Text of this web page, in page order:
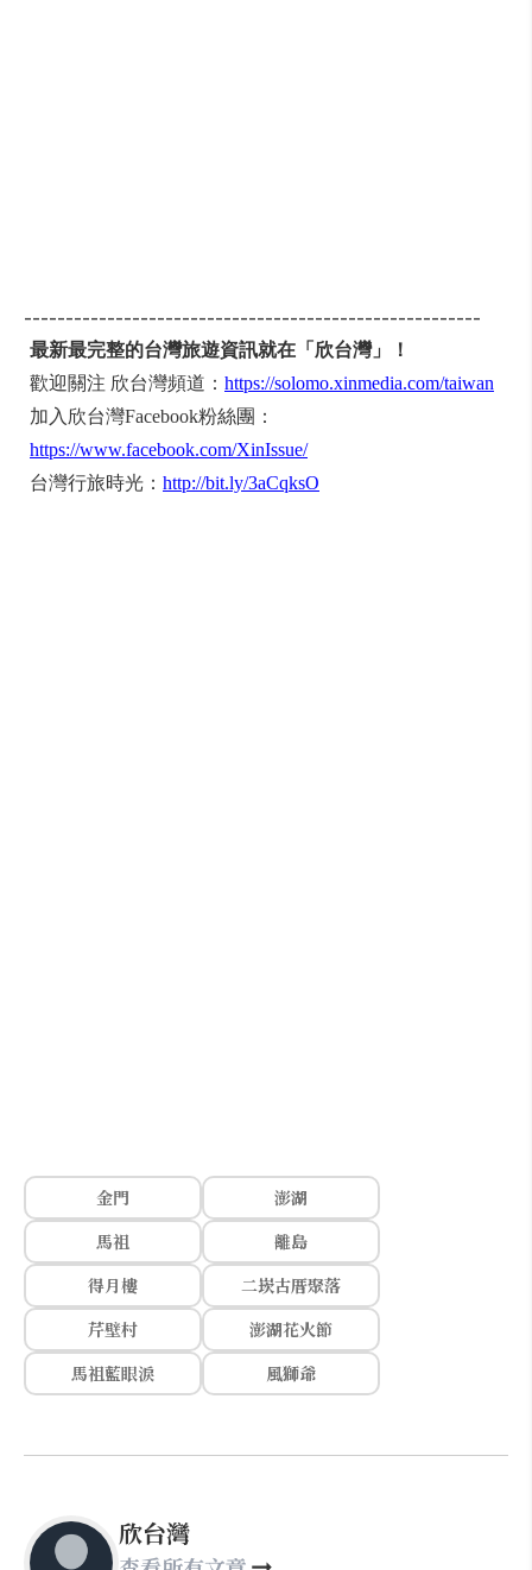
-------------------------------------------------------
最新最完整的台灣旅遊資訊就在「欣台灣」！
歡迎關注 欣台灣頻道： https://solomo.xinmedia.com/taiwan
加入欣台灣Facebook粉絲團：
https://www.facebook.com/XinIssue/
台灣行旅時光： http://bit.ly/3aCqksO
金門
澎湖
馬祖
離島
得月樓
二崁古厝聚落
芹壁村
澎湖花火節
馬祖藍眼淚
風獅爺
欣台灣